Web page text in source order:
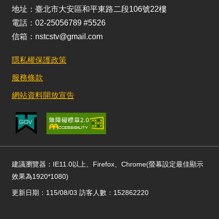
地址：臺北市大安區和平東路二段106號22樓
電話：02-25056789 #5526
信箱：nstcstv@gmail.com
隱私權保護政策
服務條款
網站資料開放宣告
建議瀏覽器：IE11.0以上、Firefox、Chrome(螢幕設定最佳顯示
效果為1920*1080)
更新日期：115/08/03 訪客人數：152862220